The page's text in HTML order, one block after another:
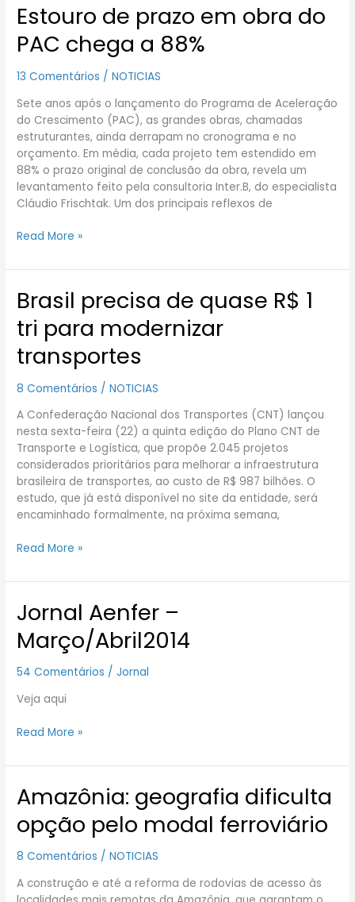
Estouro de prazo em obra do
PAC chega a 88%
13 Comentários /NOTICIAS
Sete anos após o lançamento do Programa de Aceleração
do Crescimento (PAC), as grandes obras, chamadas
estruturantes, ainda derrapam no cronograma e no
orçamento. Em média, cada projeto tem estendido em
88% o prazo original de conclusão da obra, revela um
levantamento feito pela consultoria Inter.B, do especialista
Cláudio Frischtak. Um dos principais reflexos de
Estouro
de
prazo
obra
PAC
chega
a
88%
Read More »
Brasil precisa de quase R$ 1
tri para modernizar
transportes
8 Comentários /NOTICIAS
A Confederação Nacional dos Transportes (CNT) lançou
nesta sexta-feira (22) a quinta edição do Plano CNT de
Transporte e Logística, que propõe 2.045 projetos
considerados prioritários para melhorar a infraestrutura
brasileira de transportes, ao custo de R$ 987 bilhões. O
estudo, que já está disponível no site da entidade, será
encaminhado formalmente, na próxima semana,
Brasil
precisa
de
quase
R$
tri
para
modernizar
transportes
Read More »
Jornal Aenfer –
Março/Abril2014
54 Comentários /Jornal
Veja aqui
Jornal
Aenfer
–
Março/Abril2014
Read More »
Amazônia: geografia dificulta
opção pelo modal ferroviário
8 Comentários /NOTICIAS
A construção e até a reforma de rodovias de acesso às
Amazônia:
geografia
dificulta
opção
pelo
ferroviário